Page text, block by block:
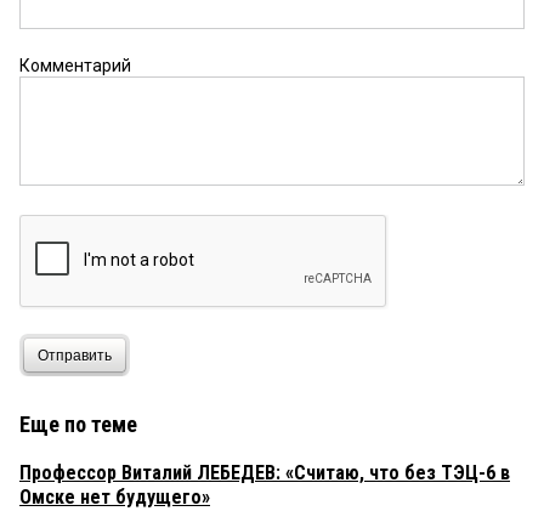
Комментарий
Отправить
Еще по теме
Профессор Виталий ЛЕБЕДЕВ: «Считаю, что без ТЭЦ-6 в
Омске нет будущего»